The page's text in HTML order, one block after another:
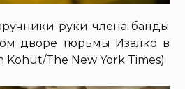
руки члена банды
дворе тюрьмы Изалко в
Kohut/The New York Times)